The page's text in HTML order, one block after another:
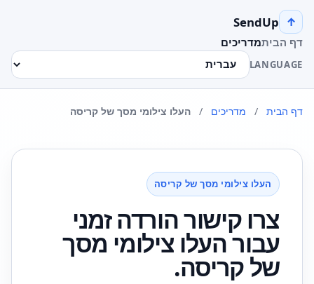
↑
SendUp
דף הביתמדריכים
LANGUAGE
דף הבית / מדריכים / העלו צילומי מסך של קריסה
העלו צילומי מסך של קריסה
צרו קישור הורדה זמני
עבור העלו צילומי מסך
של קריסה.